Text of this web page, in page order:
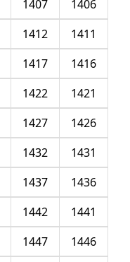
1406
1407
1411
1412
1416
1417
1421
1422
1426
1427
1431
1432
1436
1437
1441
1442
1446
1447